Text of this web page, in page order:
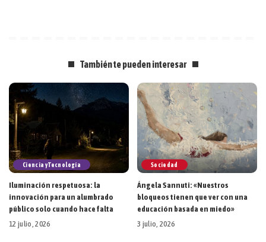
También te pueden interesar
Ciencia y Tecnología
Iluminación respetuosa: la
innovación para un alumbrado
público solo cuando hace falta
12 julio, 2026
Sociedad
Ángela Sannuti: «Nuestros
bloqueos tienen que ver con una
educación basada en miedo»
3 julio, 2026